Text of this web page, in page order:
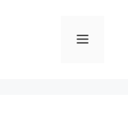
Menu